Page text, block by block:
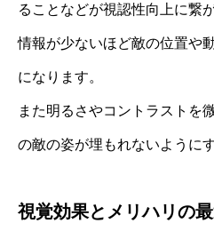
ることなどが視認性向上に繋
情報が少ないほど敵の位置や
になります。
また明るさやコントラストを
の敵の姿が埋もれないように
視覚効果とメリハリの